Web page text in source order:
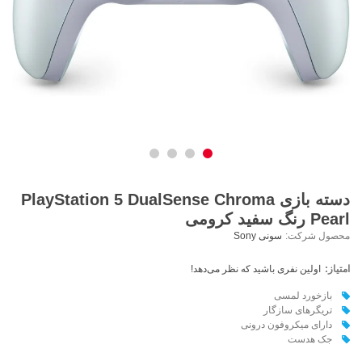
دسته بازی PlayStation 5 DualSense Chroma
Pearl رنگ سفید کرومی
محصول شرکت: سونی Sony
امتیاز: اولین نفری باشید که نظر می‌دهد!
بازخورد لمسی
تریگرهای سازگار
دارای میکروفون درونی
جک هدست